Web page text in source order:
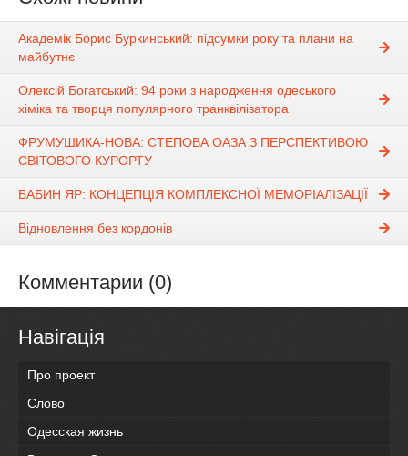
Академік Борис Буркинський: підсумки року та плани на
майбутнє
Олексій Богатський: 94 роки з народження одеського
хіміка та творця популярного транквілізатора
ФРУМУШИКА-НОВА: СТЕПОВА ОАЗА З ПЕРСПЕКТИВОЮ
СВІТОВОГО КУРОРТУ
БАБИН ЯР: КОНЦЕПЦІЯ КОМПЛЕКСНОЇ МЕМОРІАЛІЗАЦІЇ
Відновлення без кордонів
Комментарии (0)
Навігація
Про проект
Слово
Одесская жизнь